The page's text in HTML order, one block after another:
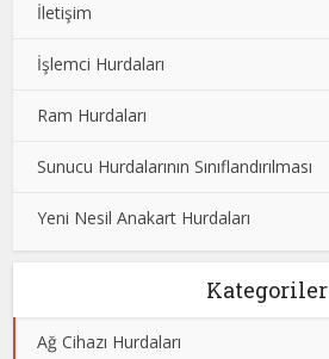
İletişim
İşlemci Hurdaları
Ram Hurdaları
Sunucu Hurdalarının Sınıflandırılması
Yeni Nesil Anakart Hurdaları
Kategoriler
Ağ Cihazı Hurdaları